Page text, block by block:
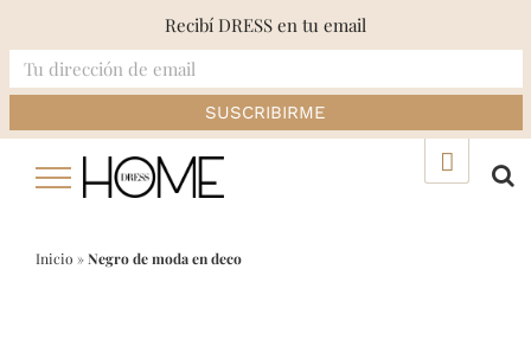
Inicio »Negro de moda en deco
Recibí DRESS en tu email